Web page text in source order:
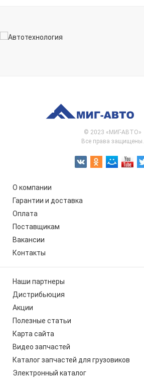
© 2023 «МИГ-АВТО»
Все права защищены.
О компании
Гарантии и доставка
Оплата
Поставщикам
Вакансии
Контакты
Наши партнеры
Дистрибьюция
Акции
Полезные статьи
Карта сайта
Видео запчастей
Каталог запчастей для грузовиков
Электронный каталог